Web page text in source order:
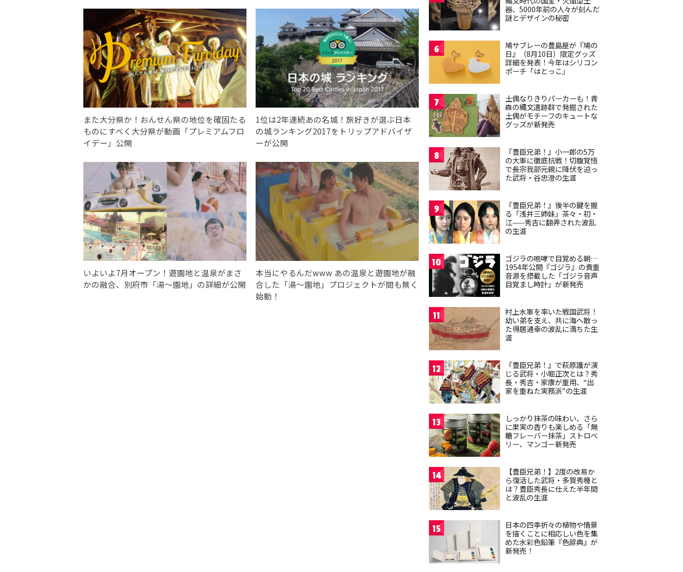
また大分県か！おんせん県の地位を確固たる
ものにすべく大分県が動画「プレミアムフロ
イデー」公開
1位は2年連続あの名城！旅好きが選ぶ日本
の城ランキング2017をトリップアドバイザ
ーが公開
いよいよ7月オープン！遊園地と温泉がまさ
かの融合、別府市「湯〜園地」の詳細が公開
本当にやるんだwww あの温泉と遊園地が融
合した「湯〜園地」プロジェクトが間も無く
始動！
器、5000年前の人々が刻んだ
謎とデザインの秘密
6
鳩サブレーの豊島屋が『鳩の
日』（8月10日）限定グッズ
詳細を発表！今年はシリコン
ポーチ「はとっこ」
7
土偶なりきりパーカーも！青
森の縄文遺跡群で発掘された
土偶がモチーフのキュートな
グッズが新発売
8
『豊臣兄弟！』小一郎の5万
の大軍に徹底抗戦！切腹覚悟
で長宗我部元親に降伏を迫っ
た武将・谷忠澄の生涯
9
『豊臣兄弟！』後半の鍵を握
る「浅井三姉妹」茶々・初・
江——秀吉に翻弄された波乱
の生涯
10
ゴジラの咆哮で目覚める朝…
1954年公開『ゴジラ』の貴重
音源を搭載した「ゴジラ音声
目覚まし時計」が新発売
11
村上水軍を率いた戦国武将！
幼い弟を支え、共に海へ散っ
た得居通幸の波乱に満ちた生
涯
12
『豊臣兄弟！』で萩原護が演
じる武将・小堀正次とは？秀
長・秀吉・家康が重用、“出
家を重ねた実務派”の生涯
13
しっかり抹茶の味わい、さら
に果実の香りも楽しめる「無
糖フレーバー抹茶」ストロベ
リー、マンゴー新発売
14
【豊臣兄弟！】2度の改易か
ら復活した武将・多賀秀種と
は？豊臣秀長に仕えた半年間
と波乱の生涯
15
日本の四季折々の植物や情景
を描くことに相応しい色を集
めた水彩色鉛筆『色辞典』が
新発売！